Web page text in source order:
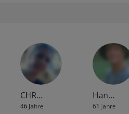
CHR…
46 Jahre
Han…
61 Jahre